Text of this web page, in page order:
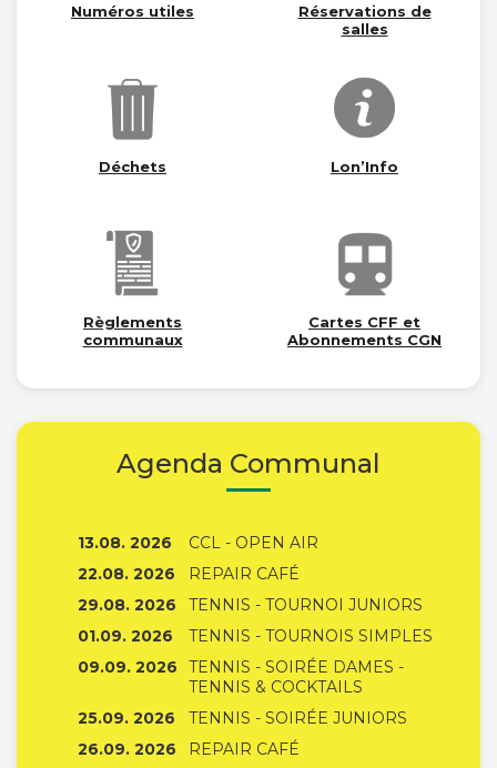
Numéros utiles
Réservations de
salles
Déchets Lon’Info
Règlements
communaux
Cartes CFF et
Abonnements CGN
Agenda Communal
13.08. 2026
CCL - OPEN AIR
22.08. 2026
REPAIR CAFÉ
29.08. 2026
TENNIS - TOURNOI JUNIORS
01.09. 2026
TENNIS - TOURNOIS SIMPLES
09.09. 2026
TENNIS - SOIRÉE DAMES -
TENNIS & COCKTAILS
25.09. 2026
TENNIS - SOIRÉE JUNIORS
26.09. 2026
REPAIR CAFÉ